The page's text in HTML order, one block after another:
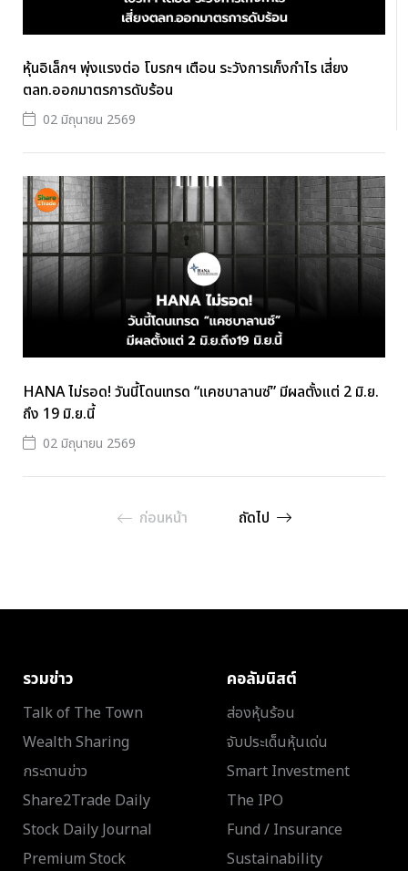
หุ้นอิเล็กฯ พุ่งแรงต่อ โบรกฯ เตือน ระวังการเก็งกำไร เสี่ยง
ตลท.ออกมาตรการดับร้อน
02 มิถุนายน 2569
HANA ไม่รอด! วันนี้โดนเทรด “แคชบาลานซ์” มีผลตั้งแต่ 2 มิ.ย.
ถึง 19 มิ.ย.นี้
02 มิถุนายน 2569
ก่อนหน้า ถัดไป
รวมข่าว
Talk of The Town
Wealth Sharing
กระดานข่าว
Share2Trade Daily
Stock Daily Journal
Premium Stock
คอลัมนิสต์
ส่องหุ้นร้อน
จับประเด็นหุ้นเด่น
Smart Investment
The IPO
Fund / Insurance
Sustainability